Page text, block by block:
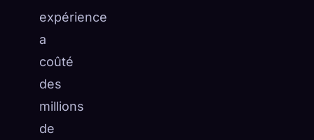
expérience
a
coûté
des
millions
de